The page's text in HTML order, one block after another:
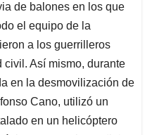
de balones en los que
el equipo de la
a los guerrilleros
Así mismo, durante
en la desmovilización de
Cano, utilizó un
en un helicóptero